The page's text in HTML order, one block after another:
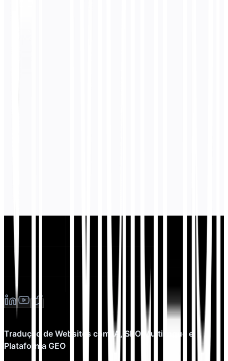
Tradução de Websites com IA, SEO Multilingue e
Plataforma GEO